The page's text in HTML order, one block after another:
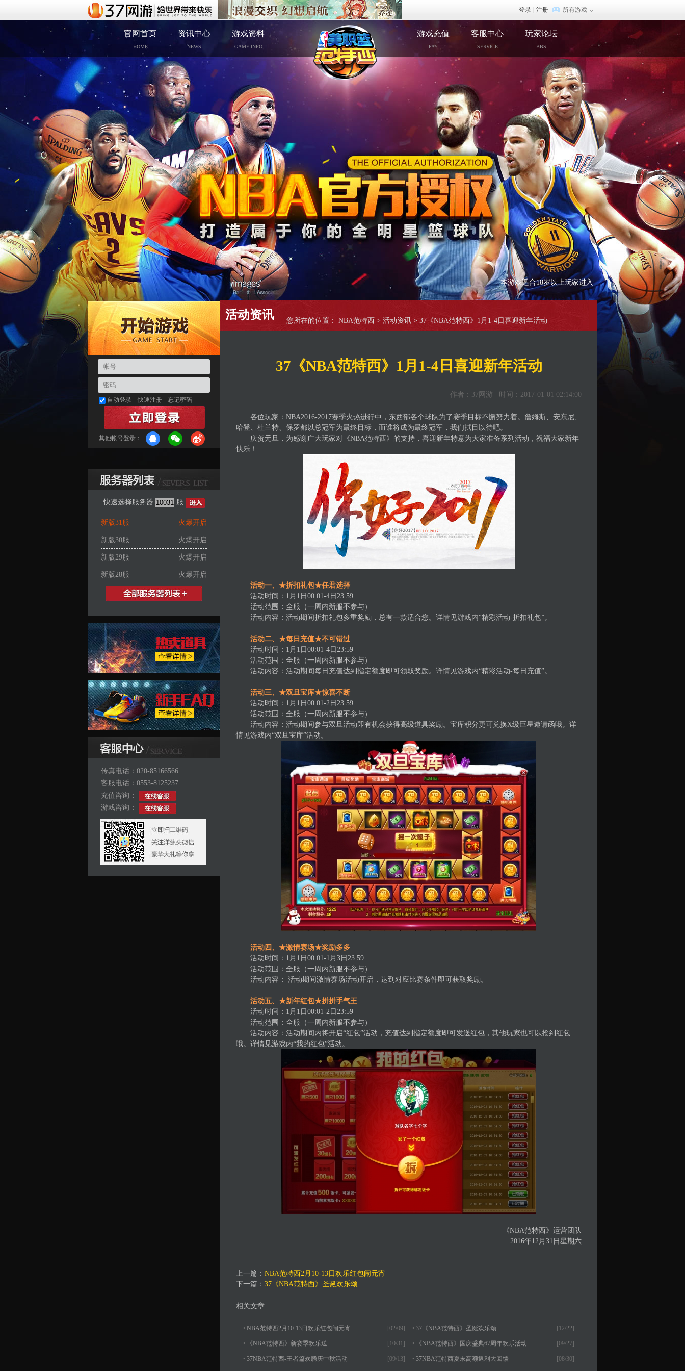
登录 注册 所有游戏
官网首页
HOME
资讯中心
NEWS
游戏资料
GAME INFO
游戏充值
PAY
客服中心
SERVICE
玩家论坛
BBS
本游戏适合18岁以上玩家进入
自动登录 忘记密码
快速注册
其他帐号登录：
快速选择服务器 服
火爆开启
新版31服
火爆开启
新版30服
火爆开启
新版29服
火爆开启
新版28服
火爆开启
新版27服
传真电话：020-85166566
客服电话：0553-8125237
充值咨询：
游戏咨询：
二维码
活动资讯 您所在的位置： NBA范特西 > 活动资讯 > 37《NBA范特西》1月1-4日喜迎新年活动
37《NBA范特西》1月1-4日喜迎新年活动
作者：37网游 时间：2017-01-01 02:14:00
各位玩家：NBA2016-2017赛季火热进行中，东西部各个球队为了赛季目标不懈努力着。詹姆斯、安东尼、
哈登、杜兰特、保罗都以总冠军为最终目标，而谁将成为最终冠军，我们拭目以待吧。
庆贺元旦，为感谢广大玩家对《NBA范特西》的支持，喜迎新年特意为大家准备系列活动，祝福大家新年
快乐！
活动一、★折扣礼包★任君选择
活动时间：1月1日00:01-4日23:59
活动范围：全服（一周内新服不参与）
活动内容：活动期间折扣礼包多重奖励，总有一款适合您。详情见游戏内“精彩活动-折扣礼包”。
活动二、★每日充值★不可错过
活动时间：1月1日00:01-4日23:59
活动范围：全服（一周内新服不参与）
活动内容：活动期间每日充值达到指定额度即可领取奖励。详情见游戏内“精彩活动-每日充值”。
活动三、★双旦宝库★惊喜不断
活动时间：1月1日00:01-2日23:59
活动范围：全服（一周内新服不参与）
活动内容：活动期间参与双旦活动即有机会获得高级道具奖励。宝库积分更可兑换X级巨星邀请函哦。详
情见游戏内“双旦宝库”活动。
活动四、★激情赛场★奖励多多
活动时间：1月1日00:01-1月3日23:59
活动范围：全服（一周内新服不参与）
活动内容： 活动期间激情赛场活动开启，达到对应比赛条件即可获取奖励。
活动五、★新年红包★拼拼手气王
活动时间：1月1日00:01-2日23:59
活动范围：全服（一周内新服不参与）
活动内容：活动期间内将开启“红包”活动，充值达到指定额度即可发送红包，其他玩家也可以抢到红包
哦。详情见游戏内“我的红包”活动。
《NBA范特西》运营团队
2016年12月31日星期六
上一篇： NBA范特西2月10-13日欢乐红包闹元宵
下一篇： 37《NBA范特西》圣诞欢乐颂
相关文章
[02/09]
• NBA范特西2月10-13日欢乐红包闹元宵 [12/22]
• 37《NBA范特西》圣诞欢乐颂
[10/31]
• 《NBA范特西》新赛季欢乐送 [09/27]
• 《NBA范特西》国庆盛典67周年欢乐活动
[09/13]
• 37NBA范特西-王者篇欢腾庆中秋活动 [08/30]
• 37NBA范特西夏末高额返利大回馈